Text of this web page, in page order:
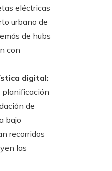
eléctricas
urbano de
de hubs
con
digital:
planificación
de
bajo
recorridos
las